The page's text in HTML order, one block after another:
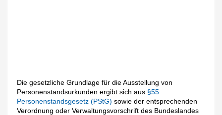
Die gesetzliche Grundlage für die Ausstellung von
Personenstandsurkunden ergibt sich aus §55
Personenstandsgesetz (PStG)sowie der entsprechenden
Verordnung oder Verwaltungsvorschrift des Bundeslandes